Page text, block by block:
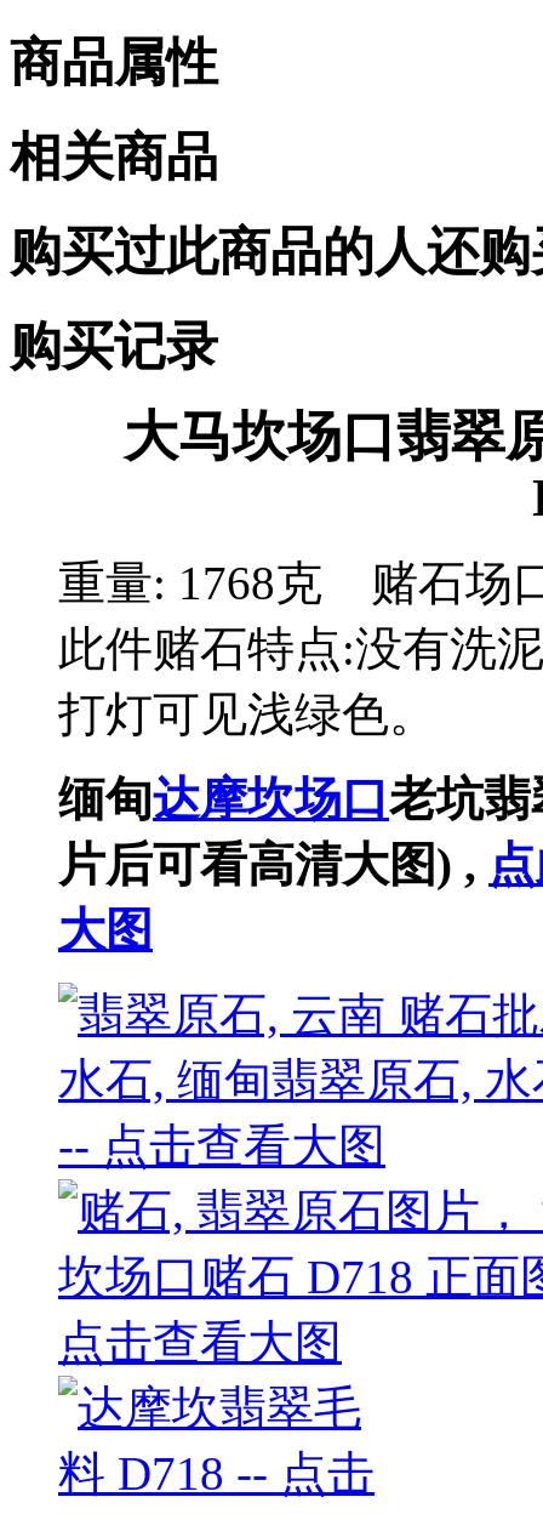
商品属性
相关商品
购买过此商品的人还
购买记录
大马坎场口翡翠
重量: 1768克 赌石场
此件赌石特点:没有洗
打灯可见浅绿色。
缅甸达摩坎场口老坑
片后可看高清大图) ,
大图